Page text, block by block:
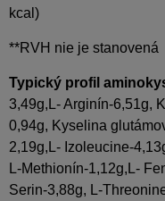
kcal)
**RVH nie je stanovená
Typický profil
3,49g,L- Arginín-6,51g,
0,94g, Kyselina
2,19g,L- Izoleucine-
L-Methionín-1,12g,L-
Serin-3,88g, L-